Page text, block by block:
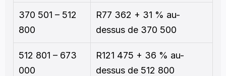
370 501 – 512
800
R77 362 + 31 % au-
dessus de 370 500
512 801 – 673
000
R121 475 + 36 % au-
dessus de 512 800